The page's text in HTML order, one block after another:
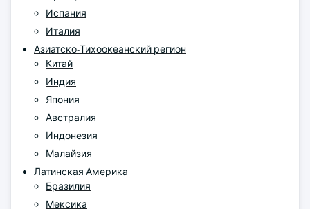
Испания
Италия
Азиатско-Тихоокеанский регион
Китай
Индия
Япония
Австралия
Индонезия
Малайзия
Латинская Америка
Бразилия
Мексика